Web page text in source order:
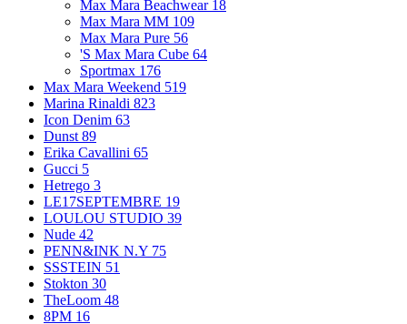
Max Mara Beachwear 18
Max Mara MM 109
Max Mara Pure 56
'S Max Mara Cube 64
Sportmax 176
Max Mara Weekend 519
Marina Rinaldi 823
Icon Denim 63
Dunst 89
Erika Cavallini 65
Gucci 5
Hetrego 3
LE17SEPTEMBRE 19
LOULOU STUDIO 39
Nude 42
PENN&INK N.Y 75
SSSTEIN 51
Stokton 30
TheLoom 48
8PM 16